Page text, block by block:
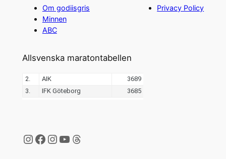
Om godiisgris
Minnen
ABC
Privacy Policy
Allsvenska maratontabellen
Instagram
Facebook
Instagram
YouTube
Threads